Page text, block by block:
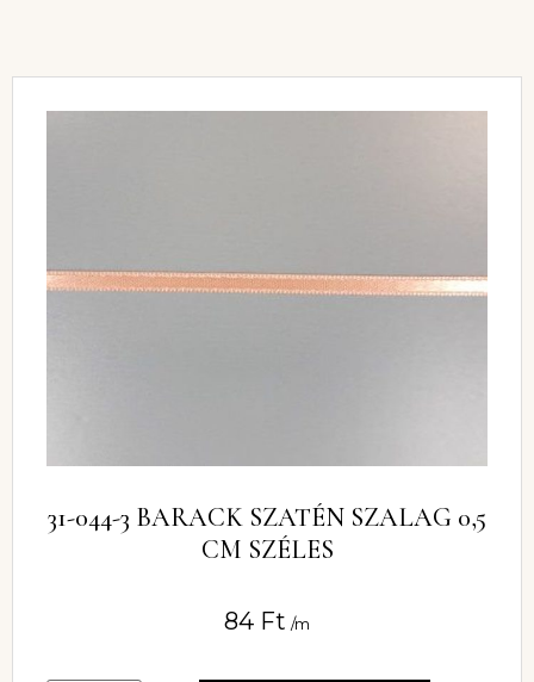
31-044-3 BARACK SZATÉN SZALAG 0,5
CM SZÉLES
84 Ft /m